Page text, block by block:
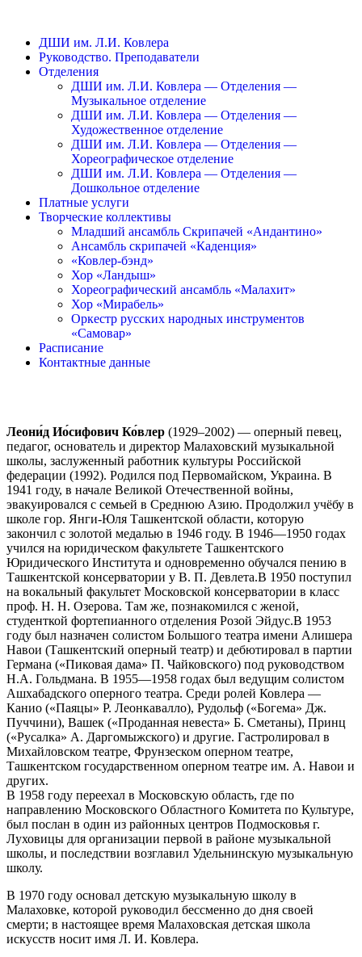
ДШИ им. Л.И. Ковлера
Руководство. Преподаватели
Отделения
ДШИ им. Л.И. Ковлера — Отделения —
Музыкальное отделение
ДШИ им. Л.И. Ковлера — Отделения —
Художественное отделение
ДШИ им. Л.И. Ковлера — Отделения —
Хореографическое отделение
ДШИ им. Л.И. Ковлера — Отделения —
Дошкольное отделение
Платные услуги
Творческие коллективы
Младший ансамбль Скрипачей «Андантино»
Ансамбль скрипачей «Каденция»
«Ковлер-бэнд»
Хор «Ландыш»
Хореографический ансамбль «Малахит»
Хор «Мирабель»
Оркестр русских народных инструментов
«Самовар»
Расписание
Контактные данные
Леони́д Ио́сифович Ко́влер (1929–2002) — оперный певец,
педагог, основатель и директор Малаховский музыкальной
школы, заслуженный работник культуры Российской
федерации (1992). Родился под Первомайском, Украина. В
1941 году, в начале Великой Отечественной войны,
эвакуировался с семьей в Среднюю Азию. Продолжил учёбу в
школе гор. Янги-Юля Ташкентской области, которую
закончил с золотой медалью в 1946 году. В 1946—1950 годах
учился на юридическом факультете Ташкентского
Юридического Института и одновременно обучался пению в
Ташкентской консерватории у В. П. Девлета.В 1950 поступил
на вокальный факультет Московской консерватории в класс
проф. Н. Н. Озерова. Там же, познакомился с женой,
студенткой фортепианного отделения Розой Эйдус.В 1953
году был назначен солистом Большого театра имени Алишера
Навои (Ташкентский оперный театр) и дебютировал в партии
Германа («Пиковая дама» П. Чайковского) под руководством
Н.А. Гольдмана. В 1955—1958 годах был ведущим солистом
Ашхабадского оперного театра. Среди ролей Ковлера —
Канио («Паяцы» Р. Леонкавалло), Рудольф («Богема» Дж.
Пуччини), Вашек («Проданная невеста» Б. Сметаны), Принц
(«Русалка» А. Даргомыжского) и другие. Гастролировал в
Михайловском театре, Фрунзеском оперном театре,
Ташкентском государственном оперном театре им. А. Навои и
других.
В 1958 году переехал в Московскую область, где по
направлению Московского Областного Комитета по Культуре,
был послан в один из районных центров Подмосковья г.
Луховицы для организации первой в районе музыкальной
школы, и последствии возглавил Удельнинскую музыкальную
школу.
В 1970 году основал детскую музыкальную школу в
Малаховке, которой руководил бессменно до дня своей
смерти; в настоящее время Малаховская детская школа
искусств носит имя Л. И. Ковлера.